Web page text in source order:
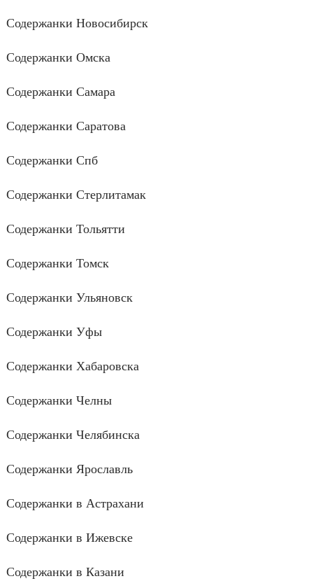
Содержанки Новосибирск
Содержанки Омска
Содержанки Самара
Содержанки Саратова
Содержанки Спб
Содержанки Стерлитамак
Содержанки Тольятти
Содержанки Томск
Содержанки Ульяновск
Содержанки Уфы
Содержанки Хабаровска
Содержанки Челны
Содержанки Челябинска
Содержанки Ярославль
Содержанки в Астрахани
Содержанки в Ижевске
Содержанки в Казани